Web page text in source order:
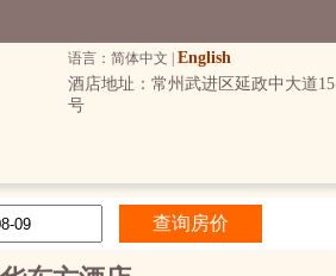
语言：简体中文 | English
酒店地址：常州武进区延政中大道15
号